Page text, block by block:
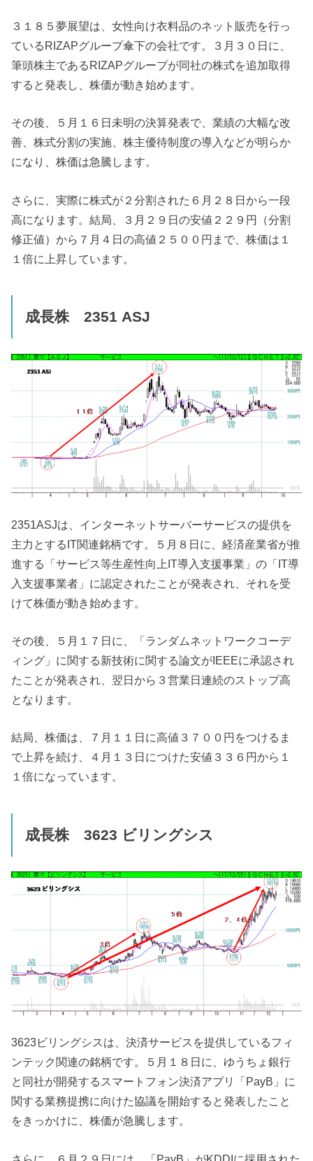
３１８５夢展望は、女性向け衣料品のネット販売を行っ
ているRIZAPグループ傘下の会社です。３月３０日に、
筆頭株主であるRIZAPグループが同社の株式を追加取得
すると発表し、株価が動き始めます。
その後、５月１６日未明の決算発表で、業績の大幅な改
善、株式分割の実施、株主優待制度の導入などが明らか
になり、株価は急騰します。
さらに、実際に株式が２分割された６月２８日から一段
高になります。結局、３月２９日の安値２２９円（分割
修正値）から７月４日の高値２５００円まで、株価は１
１倍に上昇しています。
成長株 2351 ASJ
2351ASJは、インターネットサーバーサービスの提供を
主力とするIT関連銘柄です。５月８日に、経済産業省が推
進する「サービス等生産性向上IT導入支援事業」の「IT導
入支援事業者」に認定されたことが発表され、それを受
けて株価が動き始めます。
その後、５月１７日に、「ランダムネットワークコーデ
ィング」に関する新技術に関する論文がIEEEに承認され
たことが発表され、翌日から３営業日連続のストップ高
となります。
結局、株価は、７月１１日に高値３７００円をつけるま
で上昇を続け、４月１３日につけた安値３３６円から１
１倍になっています。
成長株 3623 ビリングシス
3623ビリングシスは、決済サービスを提供しているフィ
ンテック関連の銘柄です。５月１８日に、ゆうちょ銀行
と同社が開発するスマートフォン決済アプリ「PayB」に
関する業務提携に向けた協議を開始すると発表したこと
をきっかけに、株価が急騰します。